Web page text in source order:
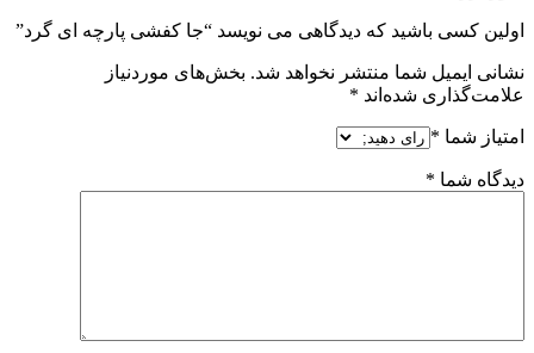
اولین کسی باشید که دیدگاهی می نویسد “جا کفشی پارچه ای گرد”
نشانی ایمیل شما منتشر نخواهد شد. بخش‌های موردنیاز
علامت‌گذاری شده‌اند *
امتیاز شما *
دیدگاه شما *